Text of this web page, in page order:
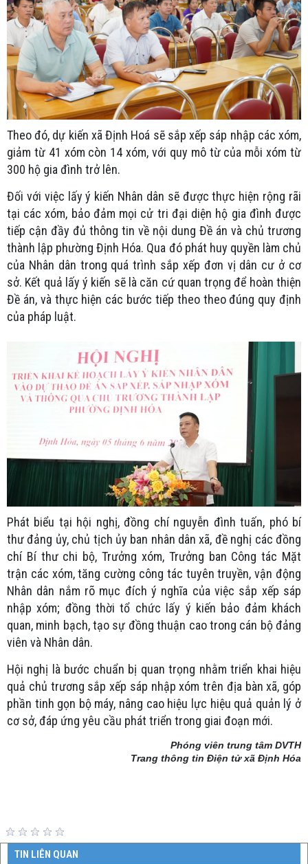
Theo đó, dự kiến xã Định Hoá sẽ sắp xếp sáp nhập các xóm,
giảm từ 41 xóm còn 14 xóm, với quy mô từ của mỗi xóm từ
300 hộ gia đình trở lên.
Đối với việc lấy ý kiến Nhân dân sẽ được thực hiện rộng rãi
tại các xóm, bảo đảm mọi cử tri đại diện hộ gia đình được
tiếp cận đầy đủ thông tin về nội dung Đề án và chủ trương
thành lập phường Định Hóa. Qua đó phát huy quyền làm chủ
của Nhân dân trong quá trình sắp xếp đơn vị dân cư ở cơ
sở. Kết quả lấy ý kiến sẽ là căn cứ quan trọng để hoàn thiện
Đề án, và thực hiện các bước tiếp theo theo đúng quy định
của pháp luật.
Phát biểu tại hội nghị, đồng chí nguyễn đình tuấn, phó bí
thư đảng ủy, chủ tịch ủy ban nhân dân xã, đề nghị các đồng
chí Bí thư chi bộ, Trưởng xóm, Trưởng ban Công tác Mặt
trận các xóm, tăng cường công tác tuyên truyền, vận động
Nhân dân nắm rõ mục đích ý nghĩa của việc sắp xếp sáp
nhập xóm; đồng thời tổ chức lấy ý kiến bảo đảm khách
quan, minh bạch, tạo sự đồng thuận cao trong cán bộ đảng
viên và Nhân dân.
Hội nghị là bước chuẩn bị quan trọng nhằm triển khai hiệu
quả chủ trương sắp xếp sáp nhập xóm trên địa bàn xã, góp
phần tinh gọn bộ máy, nâng cao hiệu lực hiệu quả quản lý ở
cơ sở, đáp ứng yêu cầu phát triển trong giai đoạn mới.
Phóng viên trung tâm DVTH
Trang thông tin Điện tử xã Định Hóa
TIN LIÊN QUAN